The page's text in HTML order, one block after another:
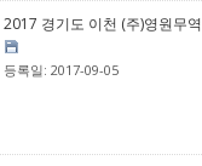
2017 경기도 이천 (주)영원무역
등록일: 2017-09-05